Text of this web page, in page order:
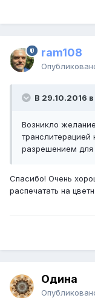
ram108
В 29.10.2016
Возникло
разрешением для
Спасибо! Очень
распечатать на
Одина